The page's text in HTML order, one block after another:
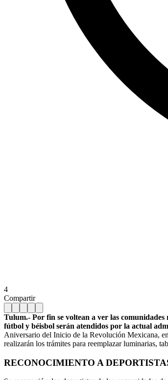
4
Compartir
Tulum.- Por fin se voltean a ver las
fútbol y béisbol serán atendidos por la actual
Aniversario del Inicio de la Revolución Mexicana,
realizarán los trámites para reemplazar luminarias,
RECONOCIMIENTO A